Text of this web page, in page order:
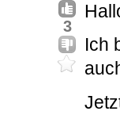
3
Ich